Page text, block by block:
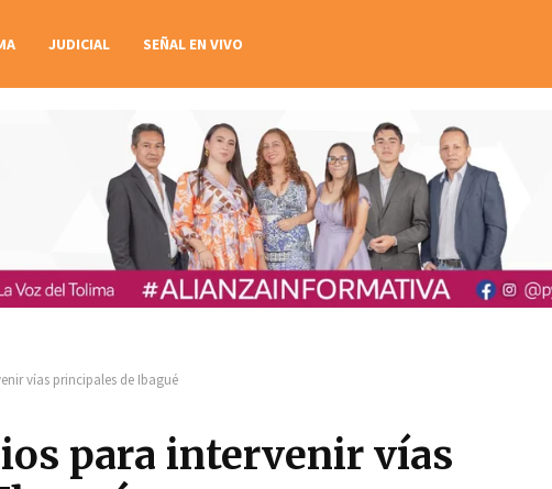
JUDICIAL SEÑAL EN VIVO
vías principales de Ibagué
para intervenir vías